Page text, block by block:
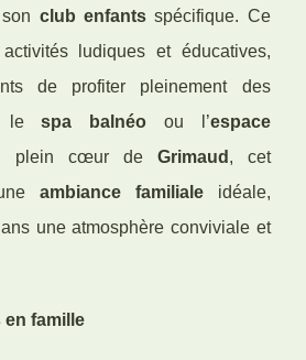
club enfantsspécifique. Ce
ludiques et éducatives,
de profiter pleinement des
lespa balnéo ou l’espace
plein cœur de Grimaud , cet
ambiance familialeidéale,
une atmosphère conviviale et
famille